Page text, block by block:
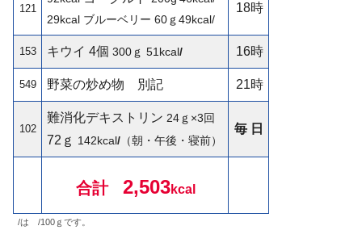
121
29kcal ブルーベリー 60ｇ49kcal/
18時
153 キウイ 4個300ｇ 51kcal/ 16時
549 野菜の炒め物 別記 21時
102
難消化デキストリン 24ｇ×3回
72ｇ 142kcal/ （朝・午後・寝前）
毎 日
合計 2,503kcal
/は /100ｇです。